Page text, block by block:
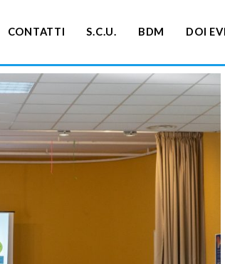
CONTATTI S.C.U. BDM DOI